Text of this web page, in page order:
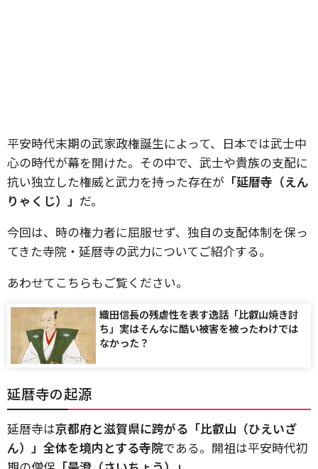
平安時代末期の武家政権誕生によって、日本では武士中
心の時代が幕を開けた。その中で、武士や貴族の支配に
抗い独立した権威と武力を持った存在が 「延暦寺（えん
りゃくじ）」 だ。
今回は、時の権力者に屈服せず、独自の支配体制を保っ
てきた寺院・延暦寺の武力についてご紹介する。
あわせてこちらもご覧ください。
織田信長の残虐性を表す逸話「比叡山焼き討
ち」実はそんなに酷い被害を被ったわけでは
なかった？
延暦寺の起源
延暦寺は京都府と滋賀県に跨がる「比叡山（ひえいざ
ん）」全体を境内とする寺院である。開祖は平安時代初